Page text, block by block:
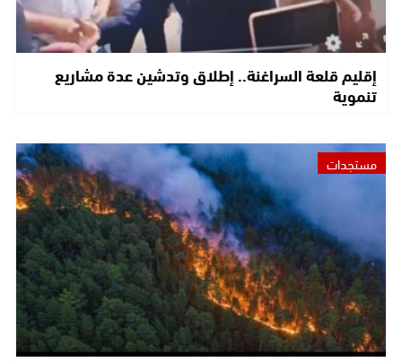
إقليم قلعة السراغنة.. إطلاق وتدشين عدة مشاريع
تنموية
مستجدات